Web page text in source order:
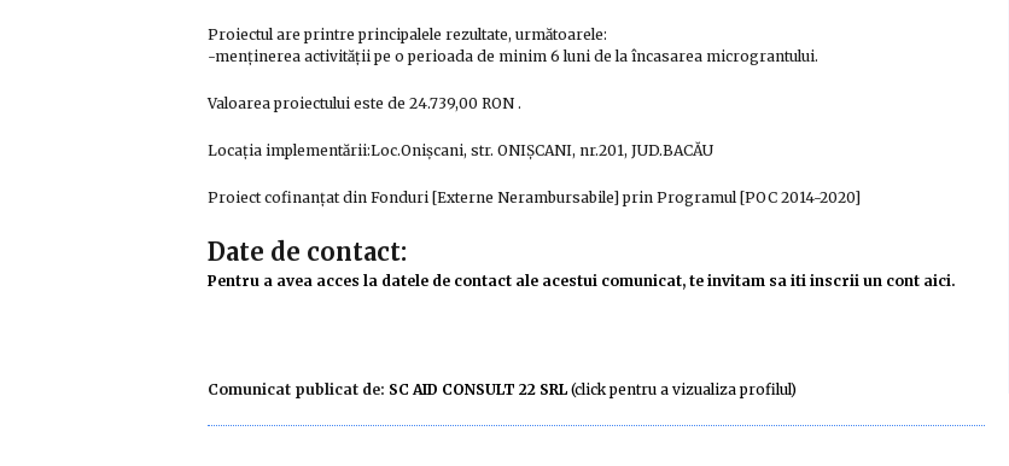
Proiectul are printre principalele rezultate, următoarele:
-menținerea activității pe o perioada de minim 6 luni de la încasarea micrograntului.
Valoarea proiectului este de 24.739,00 RON .
Locația implementării:Loc.Onişcani, str. ONIŞCANI, nr.201, JUD.BACĂU
Proiect cofinanțat din Fonduri [Externe Nerambursabile] prin Programul [POC 2014-2020]
Date de contact:
Pentru a avea acces la datele de contact ale acestui comunicat, te invitam sa iti inscrii un cont aici.
Comunicat publicat de: SC AID CONSULT 22 SRL (click pentru a vizualiza profilul)